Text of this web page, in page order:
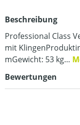
Beschreibung
Professional Class
mit
mGewicht: 53 kg…
Bewertungen